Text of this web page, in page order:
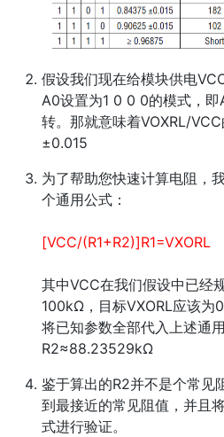
假设我们现在给模块供电
A0设置为1 0 0 0的模式，
转。那就意味着VOXRL/
±0.015
为了帮助您快速计算电阻，
个通用公式：
[VCC/(R1+R2)]R1=VXORL
其中VCC在我们假设中已经
100kΩ，目标VXORL应该
将已知参数全部代入上述通
R2≈88.23529kΩ
鉴于算出的R2并不是个常见
到最接近的常见阻值，并且
式进行验证。